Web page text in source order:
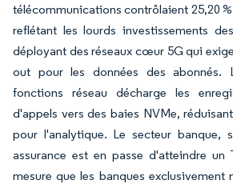
télécommunications contrôlaient 25,20
reflétant les lourds investissements
déployant des réseaux cœur 5G qui
out pour les données des abonnés.
fonctions réseau décharge les
d'appels vers des baies NVMe,
pour l'analytique. Le secteur banque,
assurance est en passe d'atteindre
mesure que les banques exclusivement